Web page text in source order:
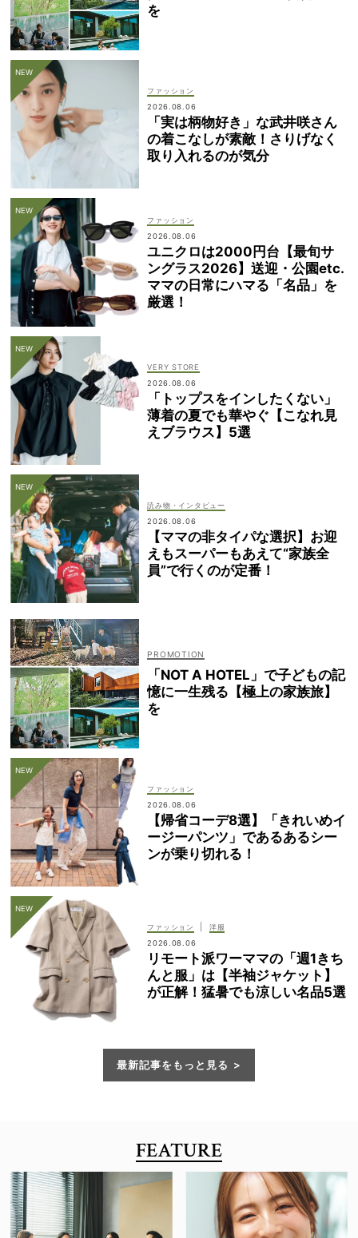
を
ファッション
2026.08.06
「実は柄物好き」な武井咲さん
の着こなしが素敵！さりげなく
取り入れるのが気分
ファッション
2026.08.06
ユニクロは2000円台【最旬サ
ングラス2026】送迎・公園etc.
ママの日常にハマる「名品」を
厳選！
VERY STORE
2026.08.06
「トップスをインしたくない」
薄着の夏でも華やぐ【こなれ見
えブラウス】5選
読み物・インタビュー
2026.08.06
【ママの非タイパな選択】お迎
えもスーパーもあえて“家族全
員”で行くのが定番！
「NOT A HOTEL」で子どもの記
憶に一生残る【極上の家族旅】
を
ファッション
2026.08.06
【帰省コーデ8選】「きれいめイ
ージーパンツ」であるあるシー
ンが乗り切れる！
ファッション
洋服
2026.08.06
リモート派ワーママの「週1きち
んと服」は【半袖ジャケット】
が正解！猛暑でも涼しい名品5選
最新記事をもっと見る
FEATURE